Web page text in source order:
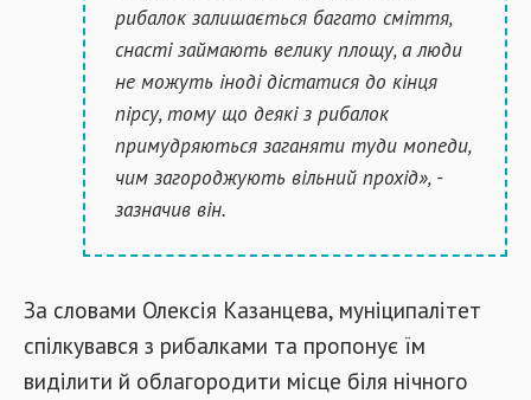
рибалок залишається багато сміття,
снасті займають велику площу, а люди
не можуть іноді дістатися до кінця
пірсу, тому що деякі з рибалок
примудряються заганяти туди мопеди,
чим загороджують вільний прохід», -
зазначив він.
За словами Олексія Казанцева, муніципалітет
спілкувався з рибалками та пропонує їм
виділити й облагородити місце біля нічного